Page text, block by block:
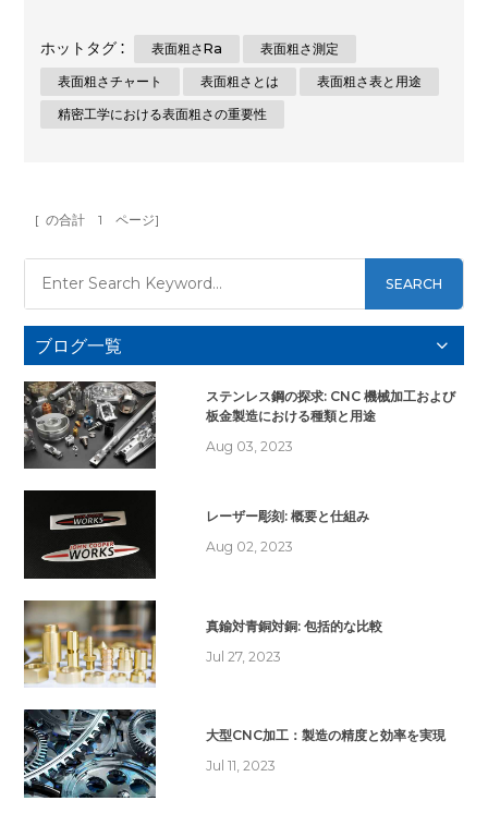
貴重な情報が得られます。 精密工学における表面粗さの重要
性 機能的性能: 厳しい公差とスムーズな動作が重要な精密工学
では、表面粗さはコンポーネントの機能的性能に直接影響しま
す。表面間の摩擦、摩耗、接触は粗さの特性に影響され、最終
観、ブランド認知度、顧客満足度を向上させるために...
ホットタグ : 表面粗さra
表面粗さ測定
表面粗さチャート
表面粗さとは
表面粗さ表と用途
精密工学における表面粗さの重要性
[ の合計 1 ページ]
SEARCH
ブログ一覧
ステンレス鋼の探求: CNC 機械加工および
板金製造における種類と用途
Aug 03, 2023
レーザー彫刻: 概要と仕組み
Aug 02, 2023
真鍮対青銅対銅: 包括的な比較
Jul 27, 2023
大型CNC加工：製造の精度と効率を実現
Jul 11, 2023